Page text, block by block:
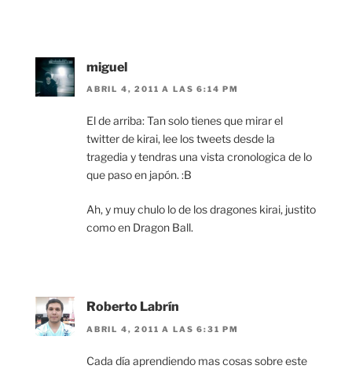
miguel
ABRIL 4, 2011 A LAS 6:14 PM
El de arriba: Tan solo tienes que mirar el
twitter de kirai, lee los tweets desde la
tragedia y tendras una vista cronologica de lo
que paso en japón. :B
Ah, y muy chulo lo de los dragones kirai, justito
como en Dragon Ball.
Roberto Labrín
ABRIL 4, 2011 A LAS 6:31 PM
Cada día aprendiendo mas cosas sobre este